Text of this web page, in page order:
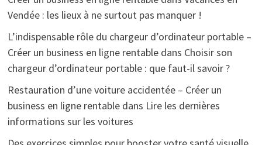
Vendée : les lieux à ne surtout pas manquer !
L’indispensable rôle du chargeur d’ordinateur portable –
Créer un business en ligne rentabledans Choisir son
chargeur d’ordinateur portable : que faut-il savoir ?
Restauration d’une voiture accidentée – Créer un
business en ligne rentabledans Lire les dernières
informations sur les voitures